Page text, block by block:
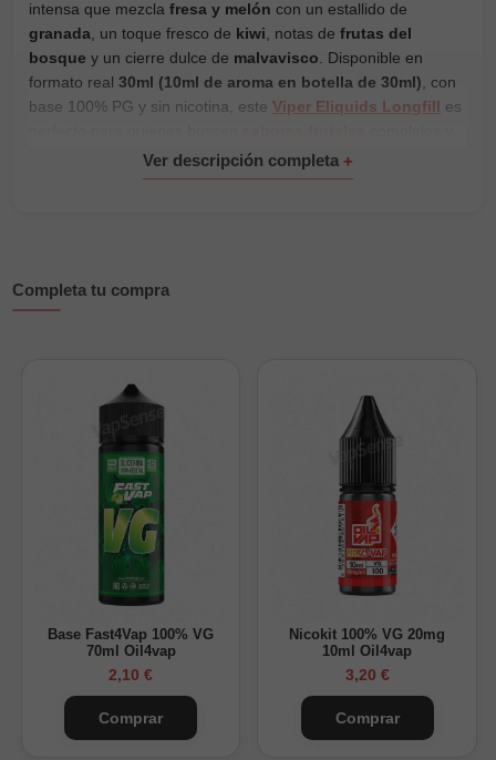
intensa que mezclafresa y melón con un estallido de
granada , un toque fresco de kiwi , notas defrutas del
bosque y un cierre dulce de malvavisco . Disponible en
formato real30ml (10ml de aroma en botella de 30ml) , con
base 100% PG y sin nicotina, esteViper Eliquids Longfill es
llenos de matices. Se prepara fácilmente con
y nicokits.
Formato: 10ml de aroma en botella de 30ml
¿Cómo preparar tu Longfill?
Para obtener la mejor experiencia, diluye tu aroma en una
base PG/VG y añade nicokits si deseas una graduación de
nicotina personalizada. Se recomienda dejar macerar de 2 a 5
días para que los sabores se integren completamente.
Completa tu compra
Base Fast4Vap 100% VG
70ml Oil4vap
2,10 €
Comprar
Nicokit 100% VG 20mg
10ml Oil4vap
3,20 €
Comprar